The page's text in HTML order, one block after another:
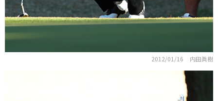
2012/01/16 内田眞樹